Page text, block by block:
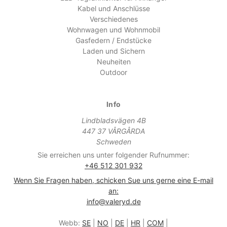
Kabel und Anschlüsse
Verschiedenes
Wohnwagen und Wohnmobil
Gasfedern / Endstücke
Laden und Sichern
Neuheiten
Outdoor
Info
Lindbladsvägen 4B
447 37 VÅRGÅRDA
Schweden
Sie erreichen uns unter folgender Rufnummer:
+46 512 301 932
Wenn Sie Fragen haben, schicken Sue uns gerne eine E-mail
an:
info@valeryd.de
Webb: SE NO DE HR COM